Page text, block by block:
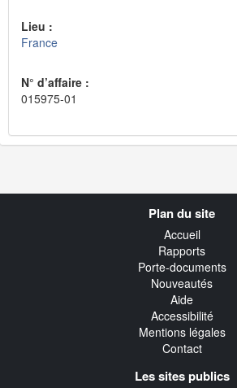
Lieu :
France
N° d’affaire :
015975-01
Plan du site
Accueil
Rapports
Porte-documents
Nouveautés
Aide
Accessibilité
Mentions légales
Contact
Les sites publics